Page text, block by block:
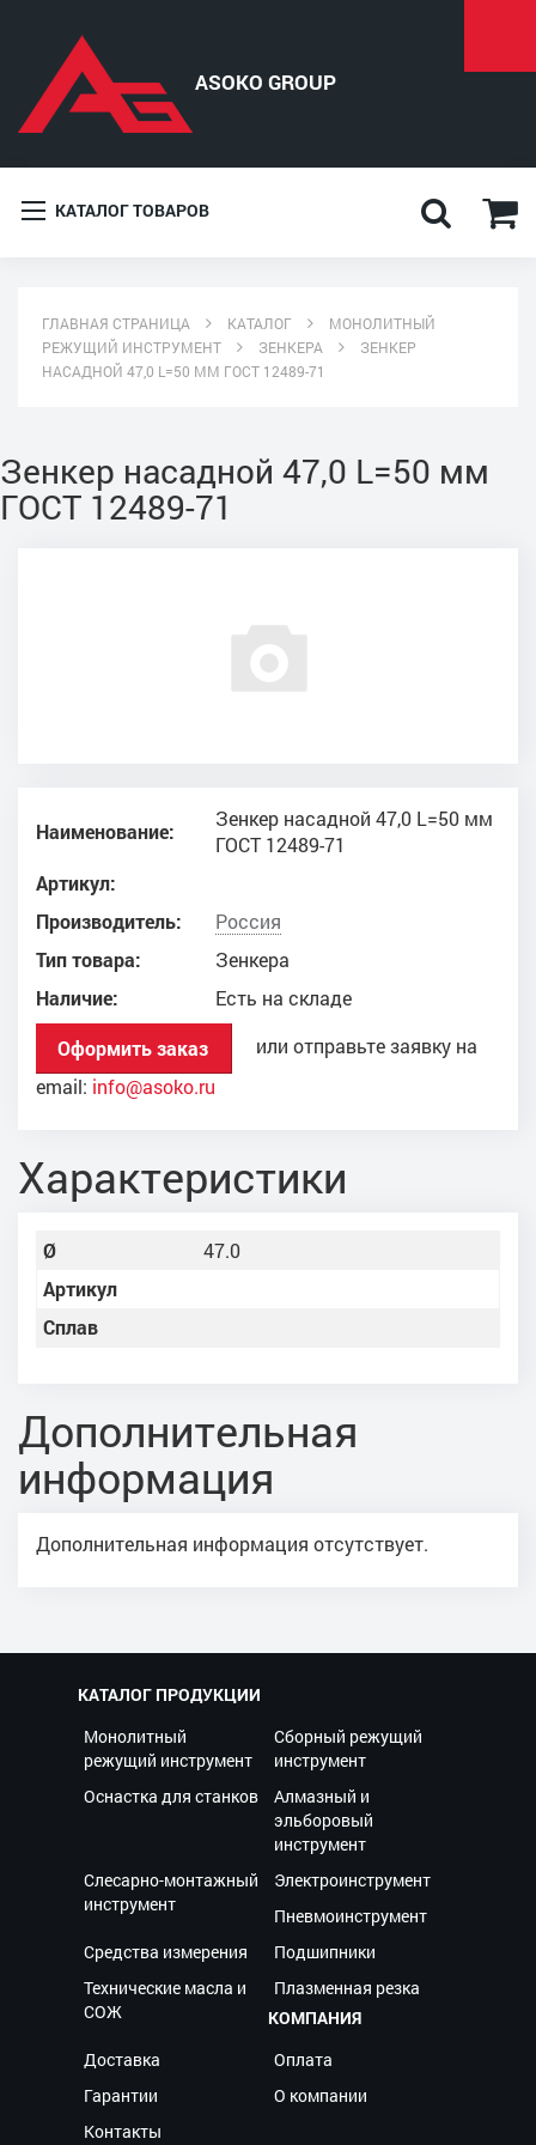
КАТАЛОГ ТОВАРОВ
ГЛАВНАЯ СТРАНИЦА КАТАЛОГ
МОНОЛИТНЫЙ
РЕЖУЩИЙ ИНСТРУМЕНТ
ЗЕНКЕРА
ЗЕНКЕР
НАСАДНОЙ 47,0 L=50 ММ ГОСТ 12489-71
Зенкер насадной 47,0 L=50 мм
ГОСТ 12489-71
Наименование:
Зенкер насадной 47,0 L=50 мм
ГОСТ 12489-71
Артикул:
Производитель:
Россия
Тип товара:
Зенкера
Наличие:
Есть на складе
Оформить заказ
или отправьте заявку на
email: info@asoko.ru
Характеристики
Ø
47.0
Артикул
Сплав
Дополнительная
информация
Дополнительная информация отсутствует.
КАТАЛОГ ПРОДУКЦИИ
Монолитный
режущий инструмент
Сборный режущий
инструмент
Оснастка для станков
Алмазный и
эльборовый
инструмент
Слесарно-монтажный
инструмент
Электроинструмент
Пневмоинструмент
Средства измерения
Подшипники
Технические масла и
СОЖ
Плазменная резка
КОМПАНИЯ
Доставка
Оплата
Гарантии
О компании
Контакты